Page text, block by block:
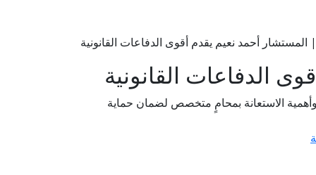
| المستشار أحمد نعيم يقدم أقوى الدفاعات القانونية
الدفاعات القانونية
الاستعانة بمحامٍ متخصص لضمان حماية